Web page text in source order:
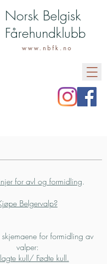
Norsk Belgisk
Fårehundklubb
www.nbfk.no
for avl og formidling.
Belgervalp?
skjemaene for formidling av
valper:
kull/ Fødte kull.